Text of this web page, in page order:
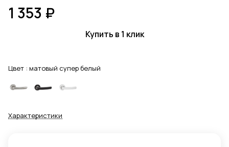
1 353 ₽
Купить в 1 клик
Цвет : матовый супер белый
Характеристики